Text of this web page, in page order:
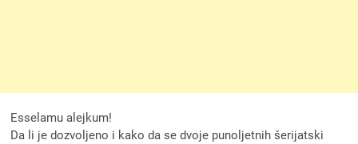
Esselamu alejkum!
Da li je dozvoljeno i kako da se dvoje punoljetnih šerijatski